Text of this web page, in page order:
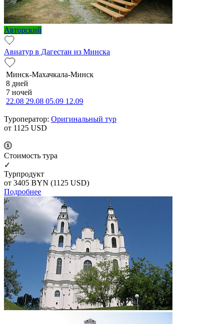
Авторский
Авиатур в Дагестан из Минска
Минск-Махачкала-Минск
8 дней
7 ночей
22.08 29.08 05.09 12.09
Туроператор: Оригинальный тур
от 1125 USD
Cтоимость тура
✓
Турпродукт
от 3405 BYN (1125 USD)
Подробнее